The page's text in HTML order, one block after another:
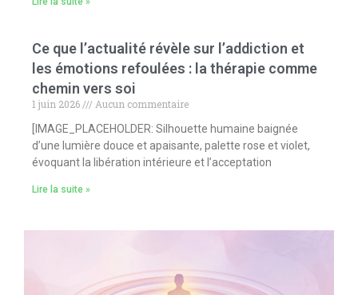
Ce que l’actualité révèle sur l’addiction et
les émotions refoulées : la thérapie comme
chemin vers soi
1 juin 2026
Aucun commentaire
[IMAGE_PLACEHOLDER: Silhouette humaine baignée
d’une lumière douce et apaisante, palette rose et violet,
évoquant la libération intérieure et l’acceptation
Lire la suite »